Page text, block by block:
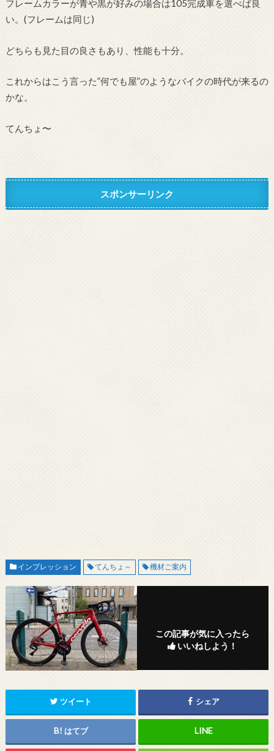
フレームカラーが青や黒が好みの場合は105完成車を選べば良
い。(フレームは同じ)
どちらも見た目の良さもあり、性能も十分。
これからはこう言った”何でも屋”のようなバイクの時代が来るの
かな。
てんちょ〜
スポンサーリンク
インプレッション てんちょ～ 機材ご案内
この記事が気に入ったら
いいねしよう！
ツイート シェア
はてブ